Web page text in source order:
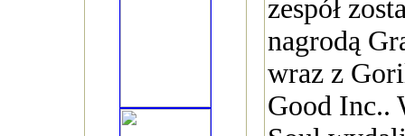
zespół
nagrodą
wraz z
Good Inc..